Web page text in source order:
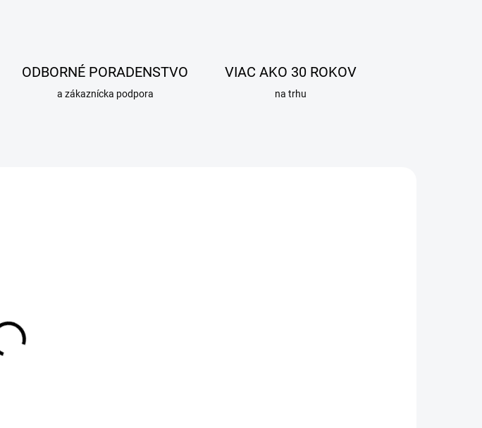
ODBORNÉ PORADENSTVO
a zákaznícka podpora
VIAC AKO 30 ROKOV
na trhu